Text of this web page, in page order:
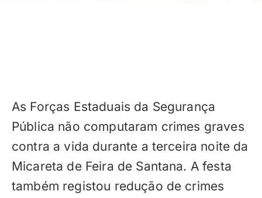
As Forças Estaduais da Segurança
Pública não computaram crimes graves
contra a vida durante a terceira noite da
Micareta de Feira de Santana. A festa
também registou redução de crimes